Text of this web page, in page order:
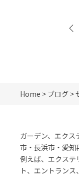
Home > ブログ >
ガーデン、エク
市・長浜市・愛知
例えば、エクステ
ト、エントラン